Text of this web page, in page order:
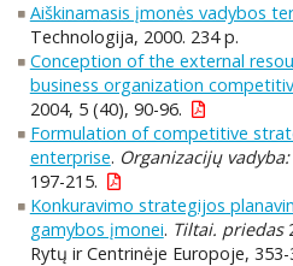
Aiškinamasis įmonės vadybos
Technologija, 2000. 234 p.
Conception of the external
business organization
2004, 5 (40), 90-96.
Formulation of competitive
enterprise. Organizacijų
197-215.
Konkuravimo strategijos
gamybos įmonei. Tiltai. priedas
Rytų ir Centrinėje Europoje, 353-